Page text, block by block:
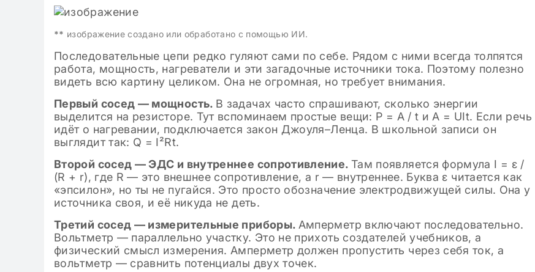
** изображение создано или обработано с помощью ИИ.
Последовательные цепи редко гуляют сами по себе. Рядом с ними всегда толпятся
работа, мощность, нагреватели и эти загадочные источники тока. Поэтому полезно
видеть всю картину целиком. Она не огромная, но требует внимания.
Первый сосед — мощность. В задачах часто спрашивают, сколько энергии
выделится на резисторе. Тут вспоминаем простые вещи: P = A / t и A = UIt. Если речь
идёт о нагревании, подключается закон Джоуля–Ленца. В школьной записи он
выглядит так: Q = I²Rt.
Второй сосед — ЭДС и внутреннее сопротивление. Там появляется формула I = ε /
(R + r), где R — это внешнее сопротивление, а r — внутреннее. Буква ε читается как
«эпсилон», но ты не пугайся. Это просто обозначение электродвижущей силы. Она у
источника своя, и её никуда не деть.
Третий сосед — измерительные приборы. Амперметр включают последовательно.
Вольтметр — параллельно участку. Это не прихоть создателей учебников, а
физический смысл измерения. Амперметр должен пропустить через себя ток, а
вольтметр — сравнить потенциалы двух точек.